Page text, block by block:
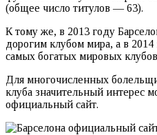
(общее число титулов — 63).
К тому же, в 2013 году
дорогим клубом мира, а в 2014
самых богатых мировых
Для многочисленных
клуба значительный интерес
официальный сайт.